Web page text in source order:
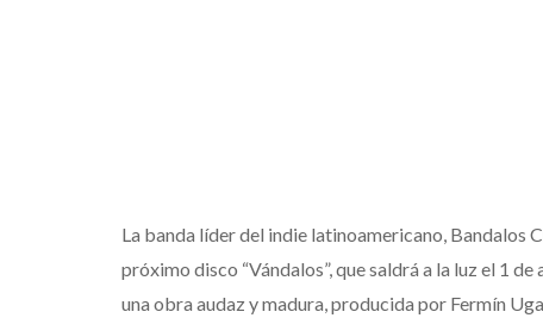
La banda líder del indie latinoamericano, Bandalos
próximo disco “Vándalos”, que saldrá a la luz el 1
una obra audaz y madura, producida por Fermín